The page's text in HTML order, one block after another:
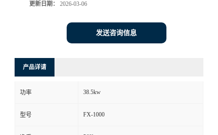
更新日期： 2026-03-06
发送咨询信息
产品详请
功率 38.5kw
型号 FX-1000